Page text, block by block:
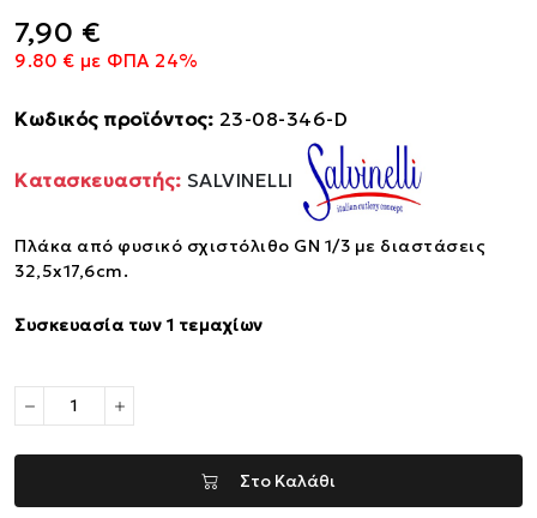
7,90 €
9.80 € με ΦΠΑ 24%
Κωδικός προϊόντος: 23-08-346-D
Κατασκευαστής: SALVINELLI
Πλάκα από φυσικό σχιστόλιθο GN 1/3 με διαστάσεις
32,5x17,6cm.
Συσκευασία των 1 τεμαχίων
Στο Καλάθι